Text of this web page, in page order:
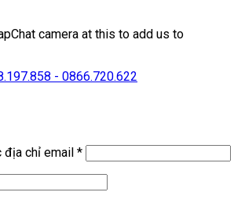
camera at this to add us to
- 0866.720.622
địa chỉ email *